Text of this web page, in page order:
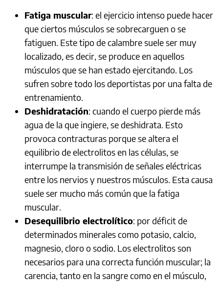
Fatiga muscular: el ejercicio intenso puede hacer
que ciertos músculos se sobrecarguen o se
fatiguen. Este tipo de calambre suele ser muy
localizado, es decir, se produce en aquellos
músculos que se han estado ejercitando. Los
sufren sobre todo los deportistas por una falta de
entrenamiento.
Deshidratación: cuando el cuerpo pierde más
agua de la que ingiere, se deshidrata. Esto
provoca contracturas porque se altera el
equilibrio de electrolitos en las células, se
interrumpe la transmisión de señales eléctricas
entre los nervios y nuestros músculos. Esta causa
suele ser mucho más común que la fatiga
muscular.
Desequilibrio electrolítico: por déficit de
determinados minerales como potasio, calcio,
magnesio, cloro o sodio. Los electrolitos son
necesarios para una correcta función muscular; la
carencia, tanto en la sangre como en el músculo,